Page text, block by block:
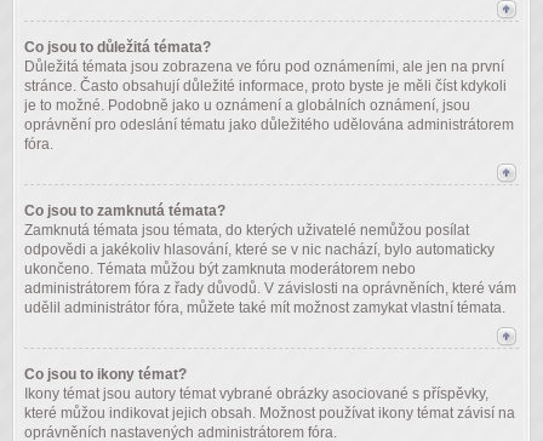
Co jsou to důležitá témata?
Důležitá témata jsou zobrazena ve fóru pod oznámeními, ale jen na první
stránce. Často obsahují důležité informace, proto byste je měli číst kdykoli
je to možné. Podobně jako u oznámení a globálních oznámení, jsou
oprávnění pro odeslání tématu jako důležitého udělována administrátorem
fóra.
Co jsou to zamknutá témata?
Zamknutá témata jsou témata, do kterých uživatelé nemůžou posílat
odpovědi a jakékoliv hlasování, které se v nic nachází, bylo automaticky
ukončeno. Témata můžou být zamknuta moderátorem nebo
administrátorem fóra z řady důvodů. V závislosti na oprávněních, které vám
udělil administrátor fóra, můžete také mít možnost zamykat vlastní témata.
Co jsou to ikony témat?
Ikony témat jsou autory témat vybrané obrázky asociované s příspěvky,
které můžou indikovat jejich obsah. Možnost používat ikony témat závisí na
oprávněních nastavených administrátorem fóra.